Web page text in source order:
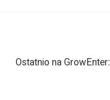
Ostatnio na GrowEnter: